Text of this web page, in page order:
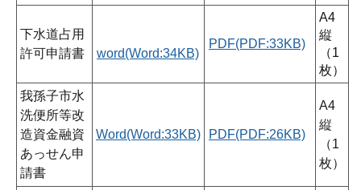
下水道占用
許可申請書
word(Word:34KB)
PDF(PDF:33KB)
A4
縦
（1
枚）
我孫子市水
洗便所等改
造資金融資
あっせん申
請書
Word(Word:33KB) PDF(PDF:26KB)
A4
縦
（1
枚）